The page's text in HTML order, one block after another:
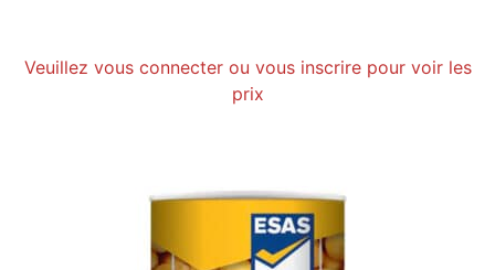
Veuillez vous connecter ou vous inscrire pour voir les
prix